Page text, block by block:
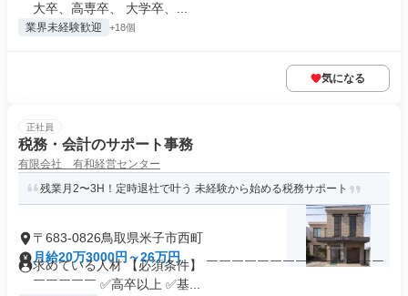
大卒、高専卒、 大学卒、...
業界未経験歓迎 +18個
気になる
正社員
税務・会計のサポート事務
有限会社 有和経営センター
残業月2〜3H！定時退社で叶う 未経験から始める税務サポート
〒683-0826鳥取県米子市西町
月給20万3000円～26万円
求めている人材 【必須条件】 ￣￣￣￣￣￣￣￣￣￣￣￣￣￣
￣￣￣￣￣ ✅高卒以上 ✅基...